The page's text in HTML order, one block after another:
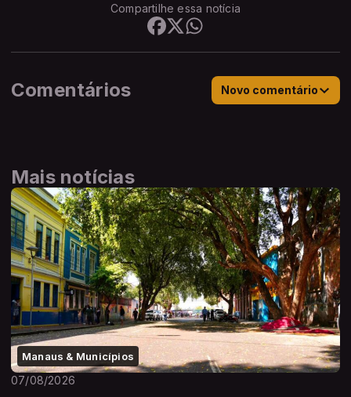
Compartilhe essa notícia
Comentários Novo comentário
Mais notícias
Manaus & Municípios
07/08/2026